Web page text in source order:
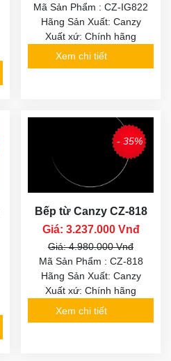
Mã Sản Phẩm : CZ-IG822
Hãng Sản Xuất: Canzy
Xuất xứ: Chính hãng
Xem chi tiết
- 35%
Bếp từ Canzy CZ-818
Giá: 3.237.000 Vnđ
Giá: 4.980.000 Vnđ
Mã Sản Phẩm : CZ-818
Hãng Sản Xuất: Canzy
Xuất xứ: Chính hãng
Xem chi tiết